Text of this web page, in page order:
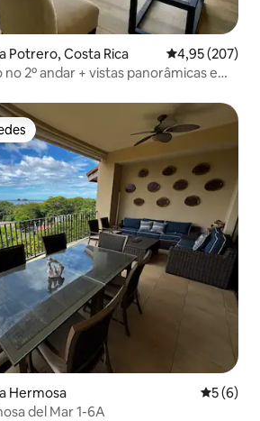
Potrero, Costa Rica 4,95 de uma
4,95 (207)
2º andar + vistas panorâmicas e
Hermosa 5 de
5 (6)
del Mar 1-6A